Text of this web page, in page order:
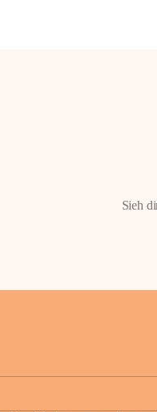
Sieh